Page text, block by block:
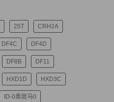
25T CRH2A
DF4C DF4D
DF8B DF11
HXD1D HXD3C
ID-0奥斑马0